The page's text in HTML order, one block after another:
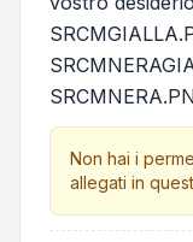
Non hai i
allegati in